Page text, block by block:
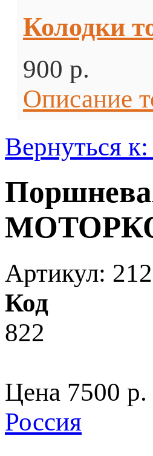
Колодки
900 p.
Описание
Вернуться
Артикул:
Код
822
Цена 7500 p.
Россия